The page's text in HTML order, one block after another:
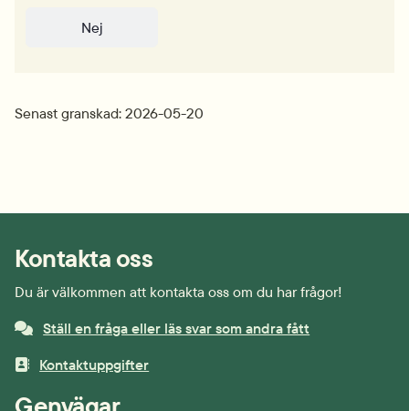
Nej
Senast granskad: 2026-05-20
Kontakta oss
Du är välkommen att kontakta oss om du har frågor!
Ställ en fråga eller läs svar som andra fått
Kontaktuppgifter